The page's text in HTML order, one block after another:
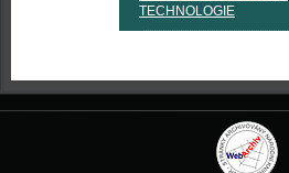
TECHNOLOGIE